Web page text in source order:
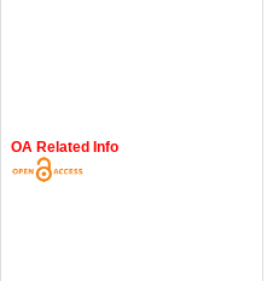
OA Related Info